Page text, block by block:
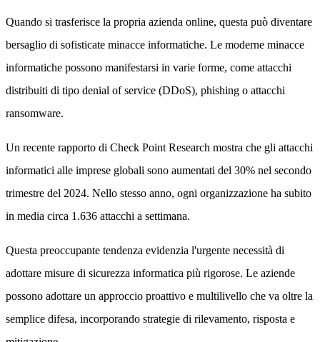
Quando si trasferisce la propria azienda online, questa può diventare
bersaglio di sofisticate minacce informatiche. Le moderne minacce
informatiche possono manifestarsi in varie forme, come attacchi
distribuiti di tipo denial of service (DDoS), phishing o attacchi
ransomware.
Un recente rapporto di Check Point Research mostra che gli attacchi
informatici alle imprese globali sono aumentati del 30% nel secondo
trimestre del 2024. Nello stesso anno, ogni organizzazione ha subito
in media circa 1.636 attacchi a settimana.
Questa preoccupante tendenza evidenzia l'urgente necessità di
adottare misure di sicurezza informatica più rigorose. Le aziende
possono adottare un approccio proattivo e multilivello che va oltre la
semplice difesa, incorporando strategie di rilevamento, risposta e